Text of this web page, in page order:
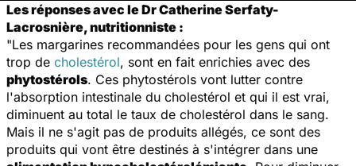
Les réponses avec le Dr Catherine Serfaty-
Lacrosnière, nutritionniste :
"Les margarines recommandées pour les gens qui ont
trop de cholestérol, sont en fait enrichies avec des
phytostérols. Ces phytostérols vont lutter contre
l'absorption intestinale du cholestérol et qui il est vrai,
diminuent au total le taux de cholestérol dans le sang.
Mais il ne s'agit pas de produits allégés, ce sont des
produits qui vont être destinés à s'intégrer dans une